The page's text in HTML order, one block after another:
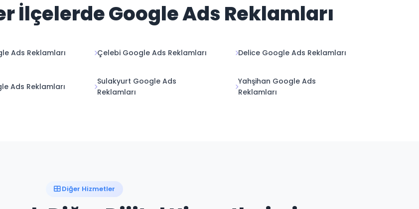
İlçelerde Google Ads Reklamları
Ads Reklamları Çelebi Google Ads Reklamları Delice Google Ads Reklamları
Ads Reklamları
Sulakyurt Google Ads
Reklamları
Yahşihan Google Ads
Reklamları
Diğer Hizmetler